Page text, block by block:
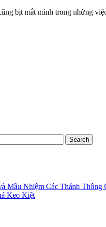
bịt mắt mình trong những
Mầu Nhiệm Các Thánh Thông
Keo Kiệt